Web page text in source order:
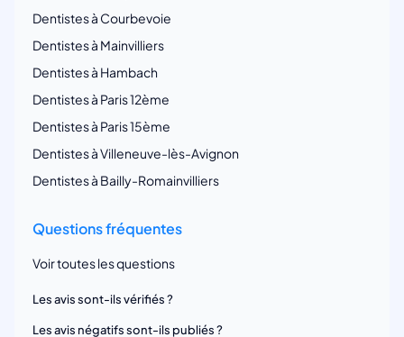
Dentistes à Courbevoie
Dentistes à Mainvilliers
Dentistes à Hambach
Dentistes à Paris 12ème
Dentistes à Paris 15ème
Dentistes à Villeneuve-lès-Avignon
Dentistes à Bailly-Romainvilliers
Questions fréquentes
Voir toutes les questions
Les avis sont-ils vérifiés ?
Les avis négatifs sont-ils publiés ?